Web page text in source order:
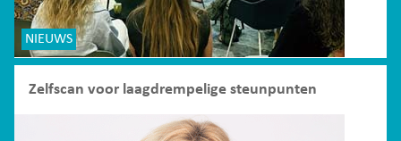
NIEUWS
Zelfscan voor laagdrempelige steunpunten